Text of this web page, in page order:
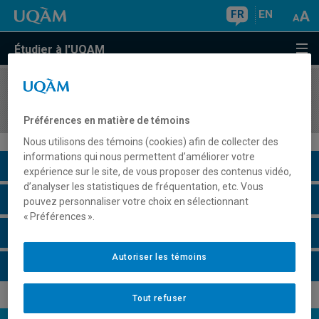
FR EN
Étudier à l'UQAM
COURS//
Description du cours
Horaire - Été 2026
Préférences en matière de témoins
Nous utilisons des témoins (cookies) afin de collecter des
informations qui nous permettent d’améliorer votre
expérience sur le site, de vous proposer des contenus vidéo,
d’analyser les statistiques de fréquentation, etc. Vous
pouvez personnaliser votre choix en sélectionnant
« Préférences ».
Tout refuser
Autoriser les témoins